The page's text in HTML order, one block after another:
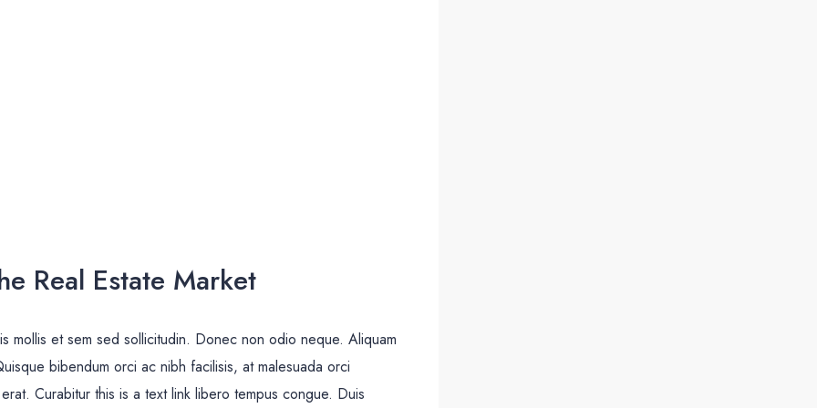
Real Estate Market
mollis et sem sed sollicitudin. Donec non odio neque. Aliquam
bibendum orci ac nibh facilisis, at malesuada orci
Curabitur this is a text link libero tempus congue. Duis